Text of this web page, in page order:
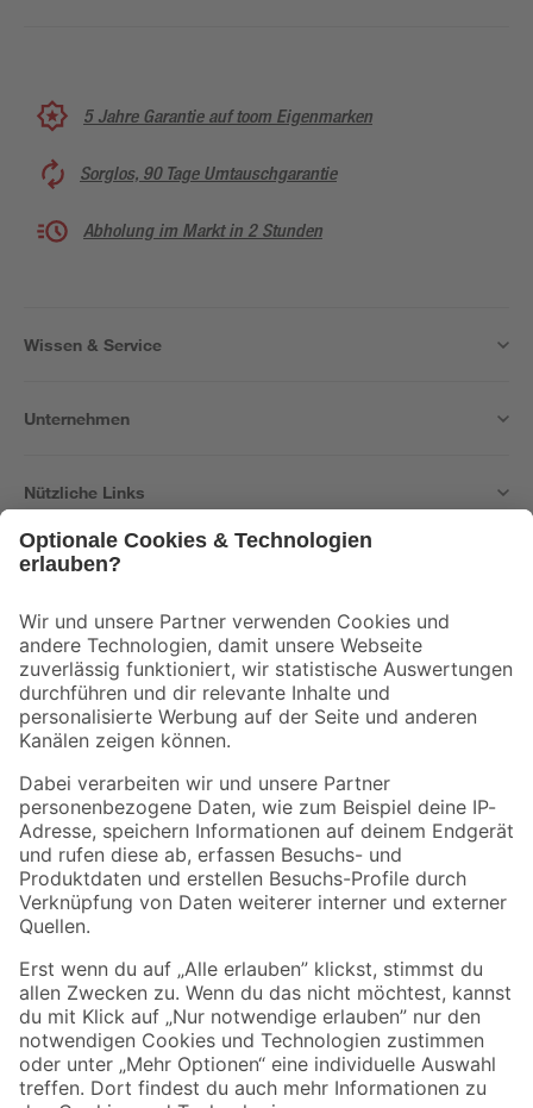
5 Jahre Garantie auf toom Eigenmarken
Sorglos, 90 Tage Umtauschgarantie
Abholung im Markt in 2 Stunden
Wissen & Service
Unternehmen
Nützliche Links
Der toom Newsletter: Keine Angebote und Aktionen mehr verpassen!
Zur Newsletter Anmeldung
Folge uns
Zahlungsarten Versandarten
Sicher einkaufen
Jetzt die toom-App herunterladen